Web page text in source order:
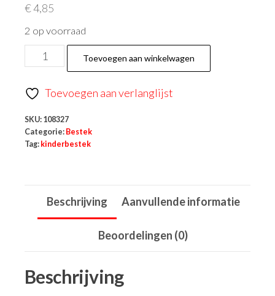
€4,85
2 op voorraad
Toevoegen aan winkelwagen
Toevoegen aan verlanglijst
SKU: 108327
Categorie: Bestek
Tag: kinderbestek
Beschrijving Aanvullende informatie
Beoordelingen (0)
Beschrijving